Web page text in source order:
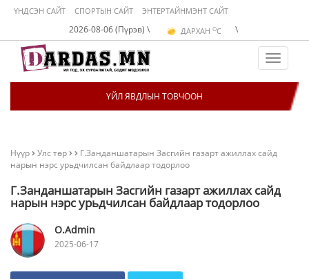
ҮНДСЭН САЙТ СПОРТЫН САЙТ ЭНТЕРТАЙНМЭНТ САЙТ
2026-08-06 (Пүрэв) \ ДАРХАН OC
ЭРДЭНЭТ C
\
Toggle
ҮЙЛ ЯВДЛЫН ТОВЧООН
Нүүр Улс төр
Г.Занданшатарын Засгийн газарт ажиллах сайд
нарын нэрс урьдчилсан байдлаар тодорлоо
Г.Занданшатарын Засгийн газарт ажиллах сайд
нарын нэрс урьдчилсан байдлаар тодорлоо
O.Admin
2025-06-17